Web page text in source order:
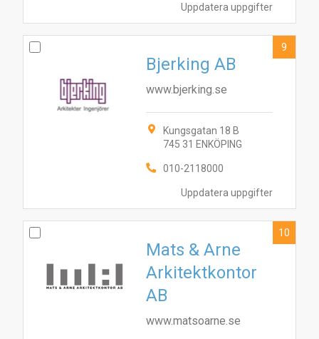
Uppdatera uppgifter
Uppdatera uppgifter
Bjerking AB
www.bjerking.se
Kungsgatan 18 B
745 31 ENKÖPING
010-2118000
9
Mats & Arne
Arkitektkontor
AB
www.matsoarne.se
10